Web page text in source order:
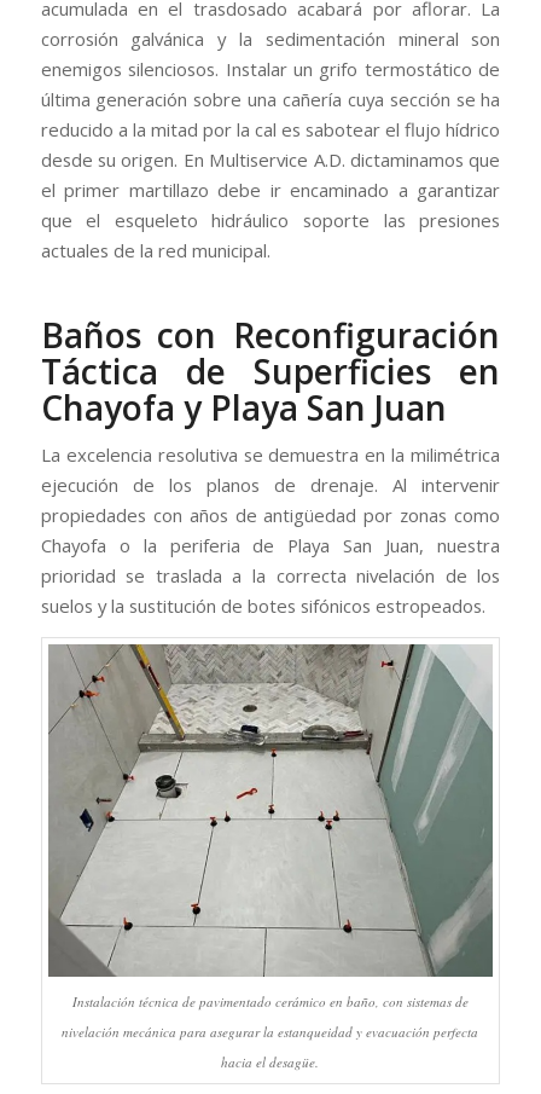
acumulada en el trasdosado acabará por aflorar. La
corrosión galvánica y la sedimentación mineral son
enemigos silenciosos. Instalar un grifo termostático de
última generación sobre una cañería cuya sección se ha
reducido a la mitad por la cal es sabotear el flujo hídrico
desde su origen. En Multiservice A.D. dictaminamos que
el primer martillazo debe ir encaminado a garantizar
que el esqueleto hidráulico soporte las presiones
actuales de la red municipal.
Baños con Reconfiguración
Táctica de Superficies en
Chayofa y Playa San Juan
La excelencia resolutiva se demuestra en la milimétrica
ejecución de los planos de drenaje. Al intervenir
propiedades con años de antigüedad por zonas como
Chayofa o la periferia de Playa San Juan, nuestra
prioridad se traslada a la correcta nivelación de los
suelos y la sustitución de botes sifónicos estropeados.
Instalación técnica de pavimentado cerámico en baño, con sistemas de
nivelación mecánica para asegurar la estanqueidad y evacuación perfecta
hacia el desagüe.